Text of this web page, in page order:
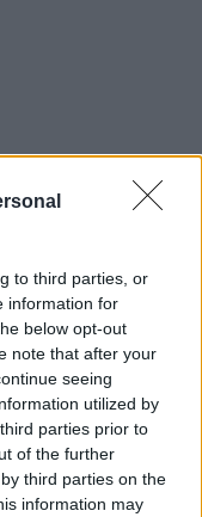
to third parties, or
information for
below opt-out
note that after your
seeing
utilized by
parties prior to
of the further
third parties on the
information may